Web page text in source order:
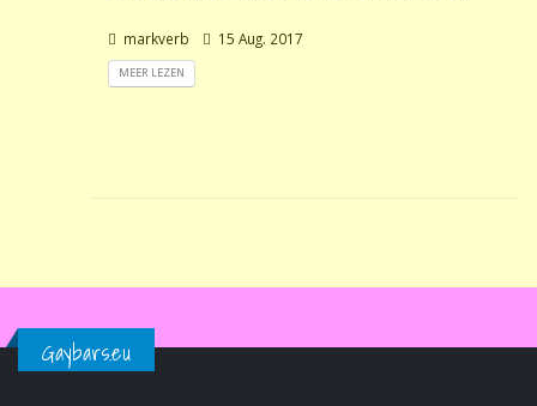
markverb 15 Aug. 2017
MEER LEZEN
Gaybars.eu